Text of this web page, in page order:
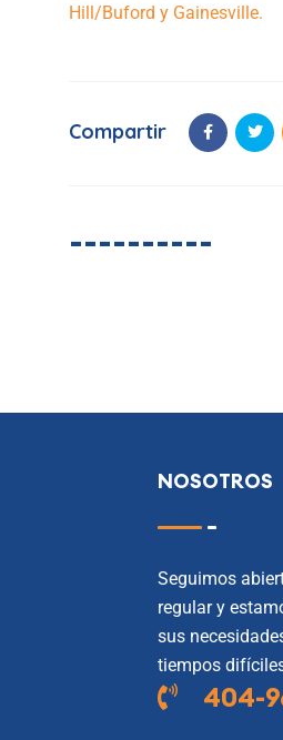
Hill/Buford y Gainesville.
Compartir
----------
NOSOTROS
Seguimos
regular y
sus
tiempos
404-